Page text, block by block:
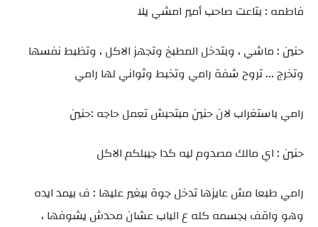
فاطمه : بتاعت صاحب أمير امشي يلا
حنين : ماشي ، وبتدخل المطبخ وتجهز الاكل ، وتظبط نفسها
وتخرج ... تروح شفة رامي وتخبط وثواني لها رامي
رامي باستغراب لان حنين مبتحبش تعمل حاجه :حنين
حنين : اي مالك مصدوم ليه كدا جيبلكم الاكل
رامي طبعا مش عايزها تدخل جوة بيغير عليها : ف بيمد ايده
وهو واقف بجسمه كله ع الباب عشان محدش يشوفها ،